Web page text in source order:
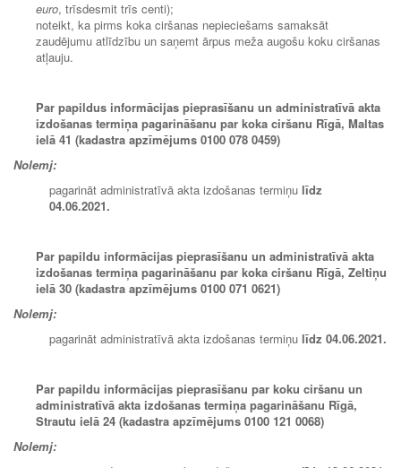
euro, trīsdesmit trīs centi);
noteikt, ka pirms koka ciršanas nepieciešams samaksāt
zaudējumu atlīdzību un saņemt ārpus meža augošu koku ciršanas
atļauju.
Par papildus informācijas pieprasīšanu un administratīvā akta
izdošanas termiņa pagarināšanu par koka ciršanu Rīgā, Maltas
ielā 41 (kadastra apzīmējums 0100 078 0459)
Nolemj:
pagarināt administratīvā akta izdošanas termiņu līdz
04.06.2021.
Par papildu informācijas pieprasīšanu un administratīvā akta
izdošanas termiņa pagarināšanu par koka ciršanu Rīgā, Zeltiņu
ielā 30 (kadastra apzīmējums 0100 071 0621)
Nolemj:
pagarināt administratīvā akta izdošanas termiņu līdz 04.06.2021.
Par papildu informācijas pieprasīšanu par koku ciršanu un
administratīvā akta izdošanas termiņa pagarināšanu Rīgā,
Strautu ielā 24 (kadastra apzīmējums 0100 121 0068)
Nolemj: